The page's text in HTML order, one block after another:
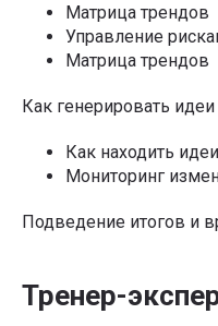
Матрица трендов
Управление
Матрица трендов
Как генерировать
Как находить
Мониторинг
Подведение итогов и
Тренер-